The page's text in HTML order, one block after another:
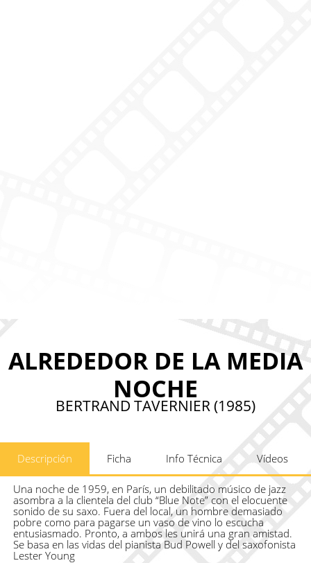
ALREDEDOR DE LA MEDIA
NOCHE
BERTRAND TAVERNIER (1985)
Descripción Ficha Info Técnica Vídeos
Una noche de 1959, en París, un debilitado músico de jazz
asombra a la clientela del club “Blue Note” con el elocuente
sonido de su saxo. Fuera del local, un hombre demasiado
pobre como para pagarse un vaso de vino lo escucha
entusiasmado. Pronto, a ambos les unirá una gran amistad.
Se basa en las vidas del pianista Bud Powell y del saxofonista
Lester Young